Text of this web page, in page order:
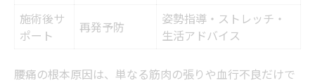
施術後サ
ポート
再発予防
姿勢指導・ストレッチ・
生活アドバイス
腰痛の根本原因は、単なる筋肉の張りや血行不良だけで